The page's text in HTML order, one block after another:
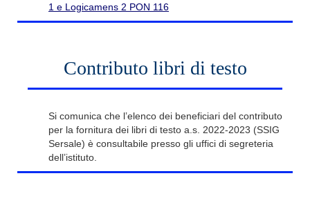
1 e Logicamens 2 PON 116
Contributo libri di testo
Si comunica che l’elenco dei beneficiari del contributo
per la fornitura dei libri di testo a.s. 2022-2023 (SSIG
Sersale) è consultabile presso gli uffici di segreteria
dell’istituto.